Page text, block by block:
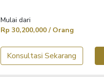
Mulai dari
Rp 30,200,000 / Orang
Konsultasi Sekarang